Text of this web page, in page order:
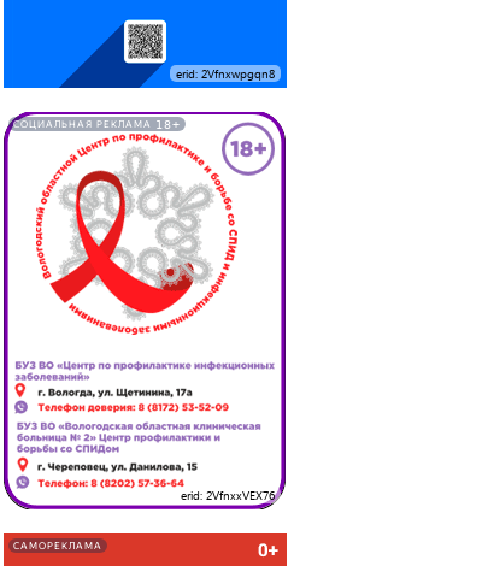
erid: 2Vfnxwpgqn8
СОЦИАЛЬНАЯ РЕКЛАМА 18+
erid: 2VfnxxVEX76
САМОРЕКЛАМА